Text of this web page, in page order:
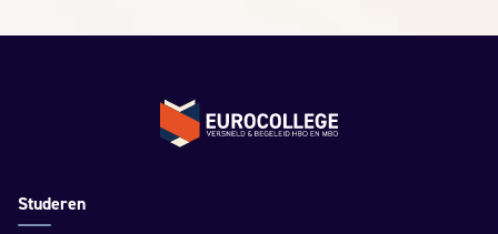
Terug naar de homepage
Studeren